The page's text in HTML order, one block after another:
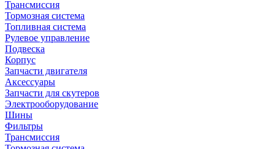
Трансмиссия
Тормозная система
Топливная система
Рулевое управление
Подвеска
Корпус
Запчасти двигателя
Аксессуары
Запчасти для скутеров
Электрооборудование
Шины
Фильтры
Трансмиссия